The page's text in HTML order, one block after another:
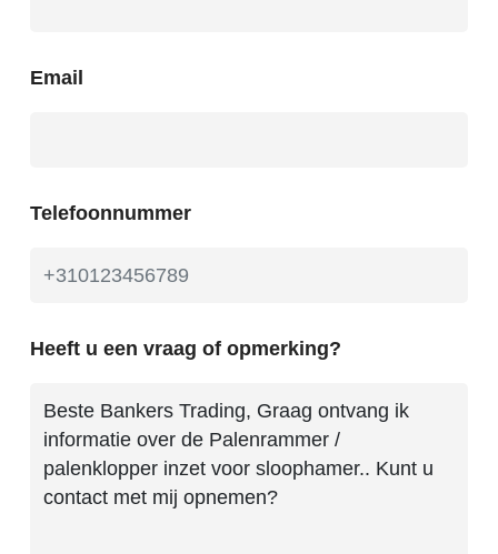
Email
Telefoonnummer
Heeft u een vraag of opmerking?